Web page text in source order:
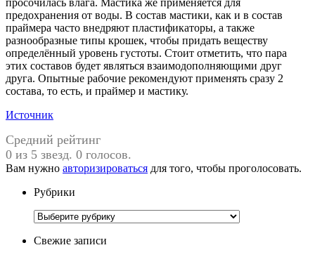
предохранения от воды. В состав мастики, как и в состав
праймера часто внедряют пластификаторы, а также
разнообразные типы крошек, чтобы придать веществу
определённый уровень густоты. Стоит отметить, что пара
этих составов будет являться взаимодополняющими друг
друга. Опытные рабочие рекомендуют применять сразу 2
состава, то есть, и праймер и мастику.
Источник
Средний рейтинг
0 из 5 звезд. 0 голосов.
Вам нужно авторизироваться для того, чтобы проголосовать.
Рубрики
Рубрики
Свежие записи